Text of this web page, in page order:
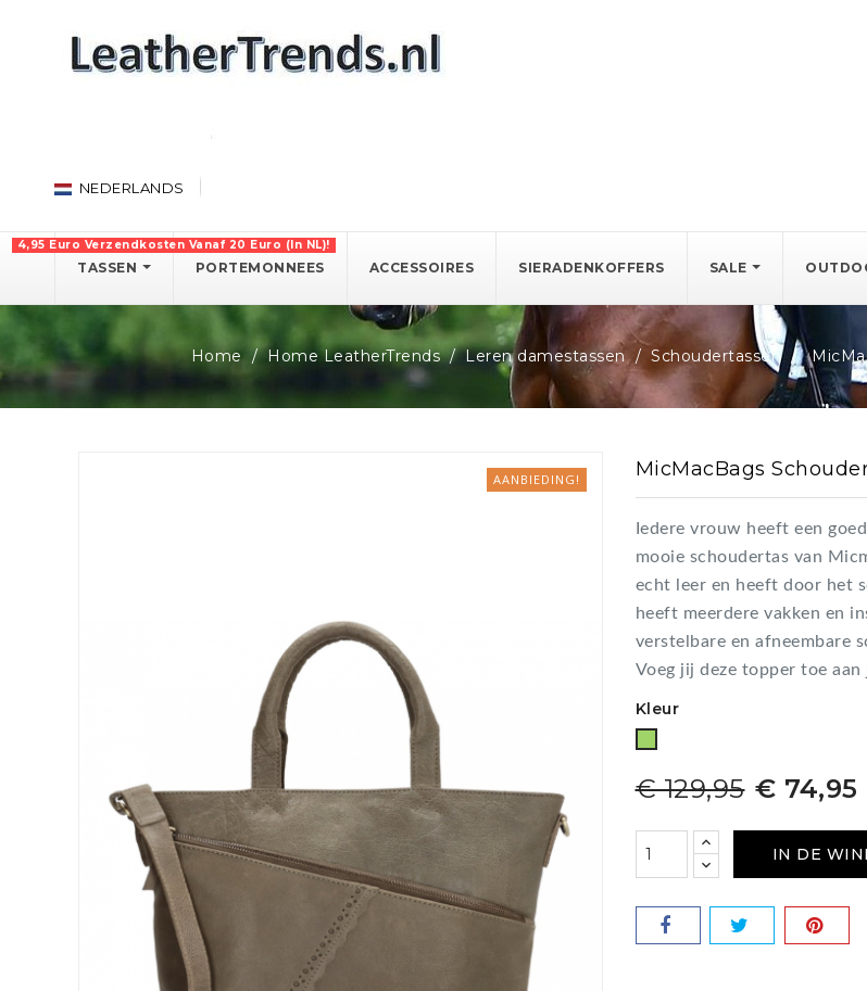
NEDERLANDS
TASSEN PORTEMONNEES
4,95 Euro Verzendkosten Vanaf 20 Euro (in NL)!
ACCESSOIRES SIERADENKOFFERS SALE
Home Home LeatherTrends Leren damestassen Schoudertassen
AANBIEDING! MicMacBags
Iedere vrouw heeft een
mooie schoudertas van
echt leer en heeft door het
heeft meerdere vakken en
verstelbare en afneembare
Voeg jij deze topper toe
Kleur
Groen
€ 129,95 € 74,95
IN DE